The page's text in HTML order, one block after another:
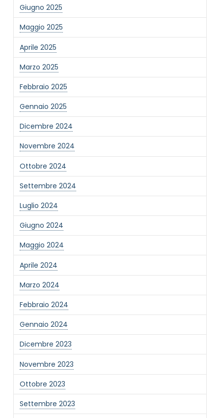
Giugno 2025
Maggio 2025
Aprile 2025
Marzo 2025
Febbraio 2025
Gennaio 2025
Dicembre 2024
Novembre 2024
Ottobre 2024
Settembre 2024
Luglio 2024
Giugno 2024
Maggio 2024
Aprile 2024
Marzo 2024
Febbraio 2024
Gennaio 2024
Dicembre 2023
Novembre 2023
Ottobre 2023
Settembre 2023
NOME STRUTTURA*
MAIL REFERENTE*
MOTIVO DEL CONTATTO*
Informativa Privacy
Ho preso visione dell'informativa privacy
Privacy Policy completa
Newsletter
Desidero rimanere aggiornato sulle ultime
novità dell'Associazione tramite l'iscrizione alla
newsletter
Invia